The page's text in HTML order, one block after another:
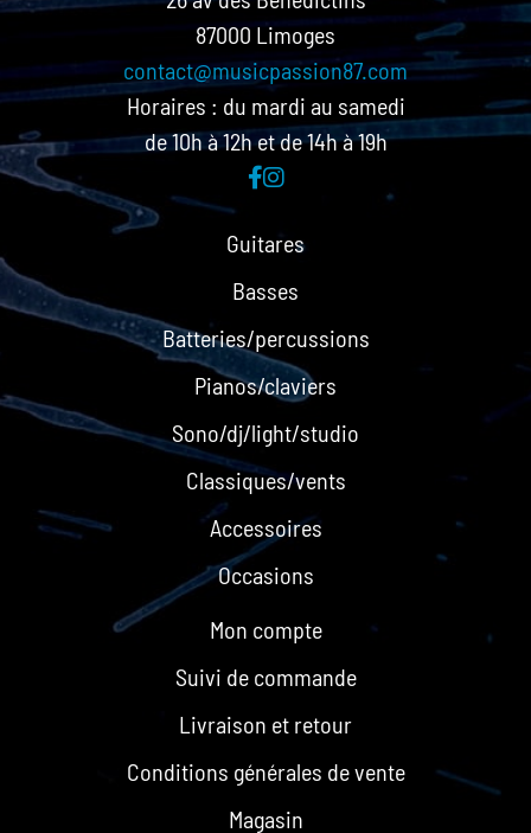
Guitares
Basses
Batteries/percussions
Pianos/claviers
Sono/dj/light/studio
Classiques/vents
Accessoires
Occasions
87000 Limoges
contact@musicpassion87.com
Horaires : du mardi au samedi
de 10h à 12h et de 14h à 19h
Mon compte
Suivi de commande
Livraison et retour
Conditions générales de vente
Magasin